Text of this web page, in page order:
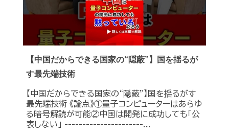
【中国だからできる国家の“隠蔽”】国を揺るが
す最先端技術
【中国だからできる国家の“隠蔽”】国を揺るがす
最先端技術 《論点》①量子コンピューターはあらゆ
る暗号解読が可能②中国は開発に成功しても「公
表しない」 ----------------------...